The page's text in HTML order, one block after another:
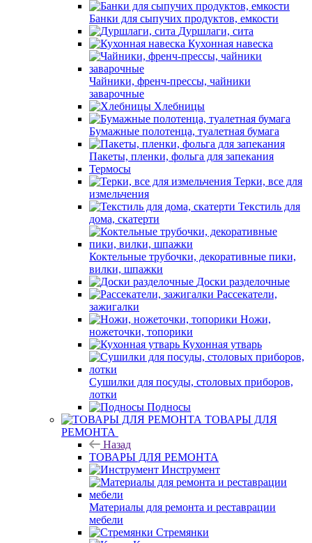
Банки для сыпучих продуктов, емкости
Дуршлаги, сита
Кухонная навеска
Чайники, френч-прессы, чайники
заварочные
Хлебницы
Бумажные полотенца, туалетная бумага
Пакеты, пленки, фольга для запекания
Термосы
Терки, все для
измельчения
Текстиль для
дома, скатерти
Коктельные трубочки, декоративные пики,
вилки, шпажки
Доски разделочные
Рассекатели,
зажигалки
Ножи,
ножеточки, топорики
Кухонная утварь
Сушилки для посуды, столовых приборов,
лотки
Подносы
ТОВАРЫ ДЛЯ
РЕМОНТА
Назад
ТОВАРЫ ДЛЯ РЕМОНТА
Инструмент
Материалы для ремонта и реставрации
мебели
Стремянки